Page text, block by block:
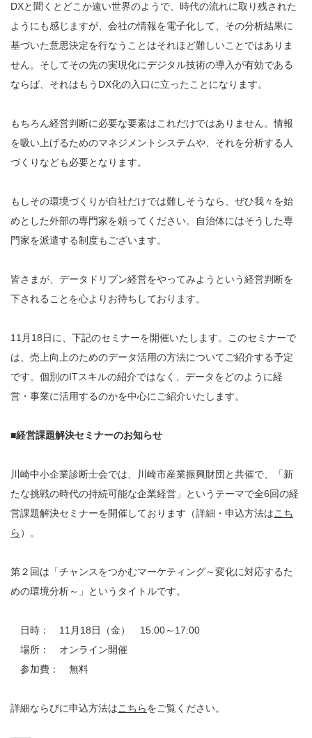
DXと聞くとどこか遠い世界のようで、時代の流れに取り残された
ようにも感じますが、会社の情報を電子化して、その分析結果に
基づいた意思決定を行なうことはそれほど難しいことではありま
せん。そしてその先の実現化にデジタル技術の導入が有効である
ならば、それはもうDX化の入口に立ったことになります。
もちろん経営判断に必要な要素はこれだけではありません。情報
を吸い上げるためのマネジメントシステムや、それを分析する人
づくりなども必要となります。
もしその環境づくりが自社だけでは難しそうなら、ぜひ我々を始
めとした外部の専門家を頼ってください。自治体にはそうした専
門家を派遣する制度もございます。
皆さまが、データドリブン経営をやってみようという経営判断を
下されることを心よりお待ちしております。
11月18日に、下記のセミナーを開催いたします。このセミナーで
は、売上向上のためのデータ活用の方法についてご紹介する予定
です。個別のITスキルの紹介ではなく、データをどのように経
営・事業に活用するのかを中心にご紹介いたします。
■経営課題解決セミナーのお知らせ
川崎中小企業診断士会では、川崎市産業振興財団と共催で、「新
たな挑戦の時代の持続可能な企業経営」というテーマで全6回の経
営課題解決セミナーを開催しております（詳細・申込方法はこち
ら ）。
第２回は「チャンスをつかむマーケティング～変化に対応するた
めの環境分析～」というタイトルです。
日時： 11月18日（金） 15:00～17:00
場所： オンライン開催
参加費： 無料
詳細ならびに申込方法はこちらをご覧ください。